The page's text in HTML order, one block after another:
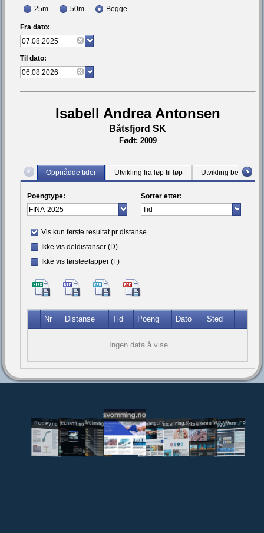
25m
50m Begge
Fra dato:
Til dato:
Isabell Andrea Antonsen
Båtsfjord SK
Født: 2009
Oppnådde tider Utvikling fra løp til løp Utvikling bestetid
Poengtype: Sorter etter:
Vis kun første resultat pr distanse
Ikke vis deldistanser (D)
Ikke vis førsteetapper (F)
Nr Distanse Tid Poeng Dato Sted
Ingen data å vise
medley.no jechsoft.nolivetiming.medley.no
svomming.no
svomlangt.noutdanning.svomming.no
skolesvommen.notryggivann.no